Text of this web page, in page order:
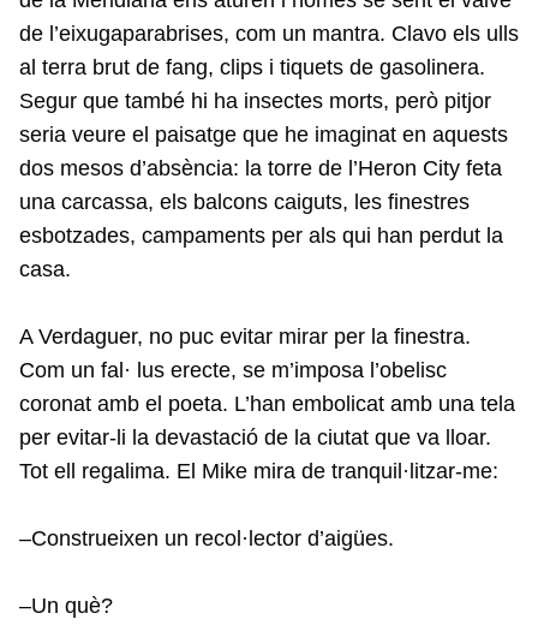
de l’eixugaparabrises, com un mantra. Clavo els ulls
al terra brut de fang, clips i tiquets de gasolinera.
Segur que també hi ha insectes morts, però pitjor
seria veure el paisatge que he imaginat en aquests
dos mesos d’absència: la torre de l’Heron City feta
una carcassa, els balcons caiguts, les finestres
esbotzades, campaments per als qui han perdut la
casa.
A Verdaguer, no puc evitar mirar per la finestra.
Com un fal· lus erecte, se m’imposa l’obelisc
coronat amb el poeta. L’han embolicat amb una tela
per evitar-li la devastació de la ciutat que va lloar.
Tot ell regalima. El Mike mira de tranquil·litzar-me:
–Construeixen un recol·lector d’aigües.
–Un què?